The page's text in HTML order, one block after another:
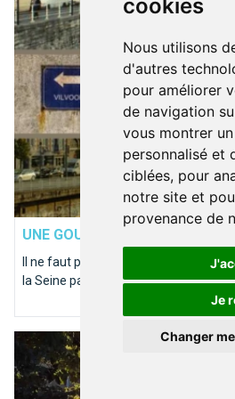
cookies
Nous utilisons
d'autres
pour améliorer
de navigation
vous montrer
personnalisé et
ciblées, pour
notre site et
provenance de
Je
Changer
UNE GOUTTE?
Il ne faut pas confondre la Senne
la Seine parisienne.
Où promener son chien à Bruxelles